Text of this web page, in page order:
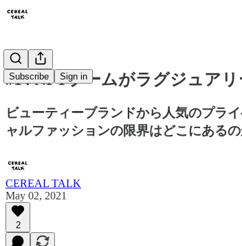
Subscribe Sign in
#14 NFTブームがラグジュア
ビューティーブランドから人気のプラ
ャルファッションの限界はどこにあるの
CEREAL TALK
May 02, 2021
2